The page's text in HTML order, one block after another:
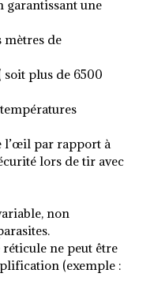
garantissant une
mètres de
soit plus de 6500
l’œil par rapport à
lors de tir avec
non
ne peut être
(exemple :